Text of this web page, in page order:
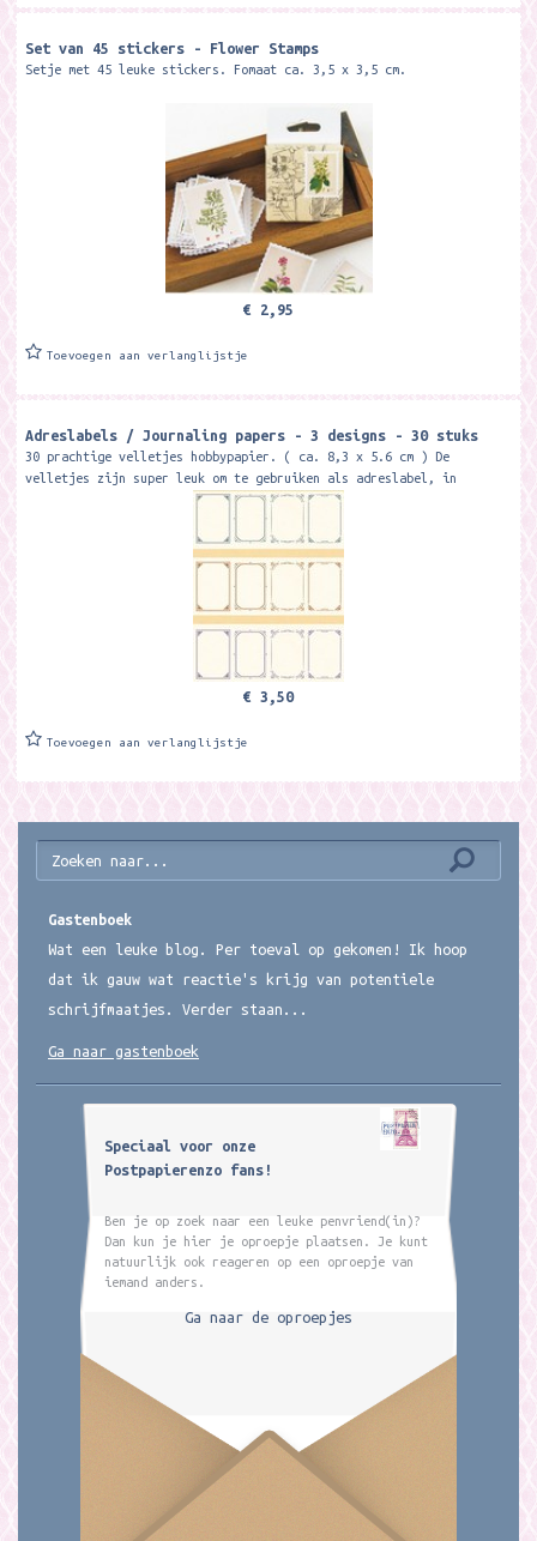
Set van 45 stickers - Flower Stamps
Setje met 45 leuke stickers. Fomaat ca. 3,5 x 3,5 cm.
€ 2,95
Toevoegen aan verlanglijstje
Adreslabels / Journaling papers - 3 designs - 30 stuks
30 prachtige velletjes hobbypapier. ( ca. 8,3 x 5.6 cm ) De
velletjes zijn super leuk om te gebruiken als adreslabel, in
journals, scrapbooking, het...
€ 3,50
Toevoegen aan verlanglijstje
Gastenboek
Wat een leuke blog. Per toeval op gekomen! Ik hoop
dat ik gauw wat reactie's krijg van potentiele
schrijfmaatjes. Verder staan...
Ga naar gastenboek
Speciaal voor onze
Postpapierenzo fans!
Ben je op zoek naar een leuke penvriend(in)?
Dan kun je hier je oproepje plaatsen. Je kunt
natuurlijk ook reageren op een oproepje van
iemand anders.
Ga naar de oproepjes